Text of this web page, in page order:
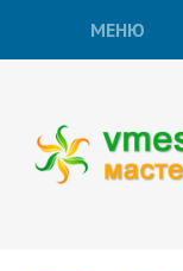
МЕНЮ